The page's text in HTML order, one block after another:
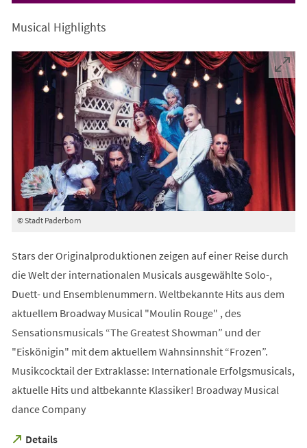
Musical Highlights
© Stadt Paderborn
Stars der Originalproduktionen zeigen auf einer Reise durch
die Welt der internationalen Musicals ausgewählte Solo-,
Duett- und Ensemblenummern. Weltbekannte Hits aus dem
aktuellem Broadway Musical "Moulin Rouge" , des
Sensationsmusicals “The Greatest Showman” und der
"Eiskönigin" mit dem aktuellem Wahnsinnshit “Frozen”.
Musikcocktail der Extraklasse: Internationale Erfolgsmusicals,
aktuelle Hits und altbekannte Klassiker! Broadway Musical
dance Company
Details
(Öffnet